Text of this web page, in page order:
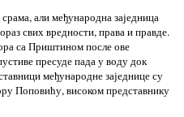
али међународна заједница
свих вредности, права и правде.
са Приштином после ове
пресуде пада у воду док
међународне заједнице су
Поповићу, високом представнику